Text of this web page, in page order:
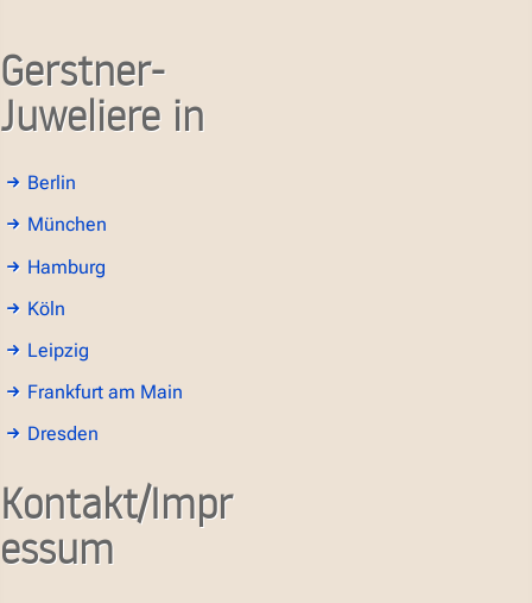
Gerstner-
Juweliere in
Berlin
München
Hamburg
Köln
Leipzig
Frankfurt am Main
Dresden
Kontakt/Impr
essum